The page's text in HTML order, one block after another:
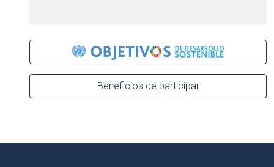
Beneficios de participar